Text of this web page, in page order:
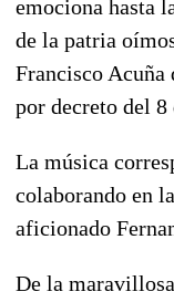
emociona hasta
de la patria
Francisco Acuña
por decreto del
La música
colaborando en
aficionado
De la